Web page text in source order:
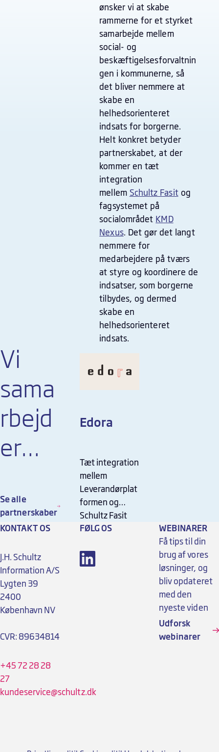
ønsker vi at skabe
rammerne for et styrket
samarbejde mellem
social- og
beskæftigelsesforvaltnin
gen i kommunerne, så
det bliver nemmere at
skabe en
helhedsorienteret
indsats for borgerne.
Helt konkret betyder
partnerskabet, at der
kommer en tæt
integration
mellem Schultz Fasitog
fagsystemet på
socialområdet KMD
Nexus. Det gør det langt
nemmere for
medarbejdere på tværs
at styre og koordinere de
indsatser, som borgerne
tilbydes, og dermed
skabe en
helhedsorienteret
indsats.
Vi
sama
rbejd
er
med
Se alle
partnerskaber
Edora
Tæt integration
mellem
Leverandørplat
formen og
Schultz Fasit
KONTAKT OS
J.H. Schultz
Information A/S
Lygten 39
2400
København NV
CVR: 89634814
+45 72 28 28
27
kundeservice@schultz.dk
FØLG OS
WEBINARER
Få tips til din
brug af vores
løsninger, og
bliv opdateret
med den
nyeste viden
Udforsk
webinarer